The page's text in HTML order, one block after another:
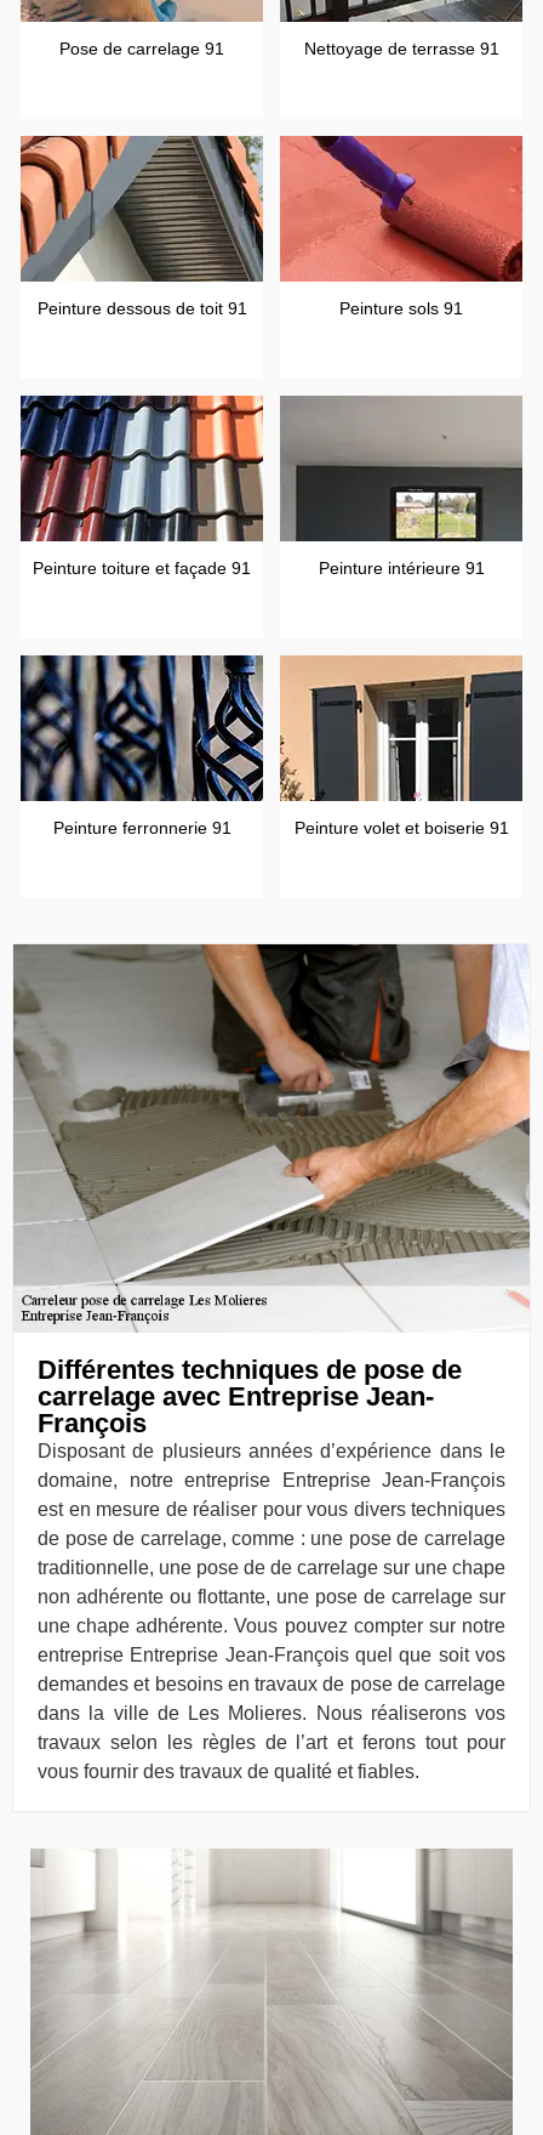
Pose de carrelage 91 Nettoyage de terrasse 91
Peinture dessous de toit 91 Peinture sols 91
Peinture toiture et façade 91 Peinture intérieure 91
Peinture ferronnerie 91 Peinture volet et boiserie 91
Différentes techniques de pose de
carrelage avec Entreprise Jean-
François
Disposant de plusieurs années d’expérience dans le
domaine, notre entreprise Entreprise Jean-François
est en mesure de réaliser pour vous divers techniques
de pose de carrelage, comme : une pose de carrelage
traditionnelle, une pose de de carrelage sur une chape
non adhérente ou flottante, une pose de carrelage sur
une chape adhérente. Vous pouvez compter sur notre
entreprise Entreprise Jean-François quel que soit vos
demandes et besoins en travaux de pose de carrelage
dans la ville de Les Molieres. Nous réaliserons vos
travaux selon les règles de l’art et ferons tout pour
vous fournir des travaux de qualité et fiables.